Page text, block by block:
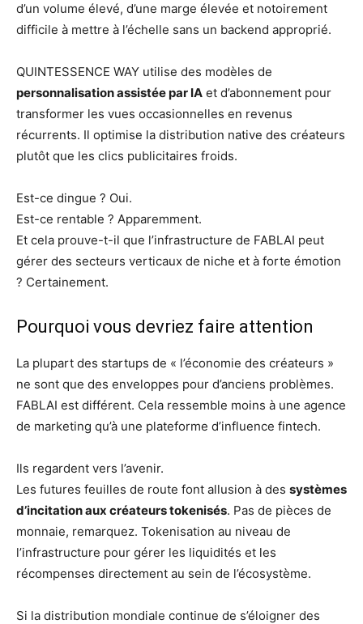
d’un volume élevé, d’une marge élevée et notoirement
difficile à mettre à l’échelle sans un backend approprié.
QUINTESSENCE WAY utilise des modèles de
personnalisation assistée par IA et d’abonnement pour
transformer les vues occasionnelles en revenus
récurrents. Il optimise la distribution native des créateurs
plutôt que les clics publicitaires froids.
Est-ce dingue ? Oui.
Est-ce rentable ? Apparemment.
Et cela prouve-t-il que l’infrastructure de FABLAI peut
gérer des secteurs verticaux de niche et à forte émotion
? Certainement.
Pourquoi vous devriez faire attention
La plupart des startups de « l’économie des créateurs »
ne sont que des enveloppes pour d’anciens problèmes.
FABLAI est différent. Cela ressemble moins à une agence
de marketing qu’à une plateforme d’influence fintech.
Ils regardent vers l’avenir.
Les futures feuilles de route font allusion à des systèmes
d’incitation aux créateurs tokenisés. Pas de pièces de
monnaie, remarquez. Tokenisation au niveau de
l’infrastructure pour gérer les liquidités et les
récompenses directement au sein de l’écosystème.
Si la distribution mondiale continue de s’éloigner des